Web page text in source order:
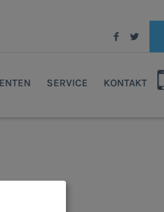
SERVICE KONTAKT